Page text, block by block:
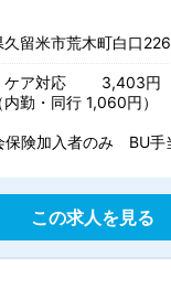
久留米市荒木町白口
ケア対応 3,403円
・同行 1,060円）
険加入者のみ BU手
この求人を見る